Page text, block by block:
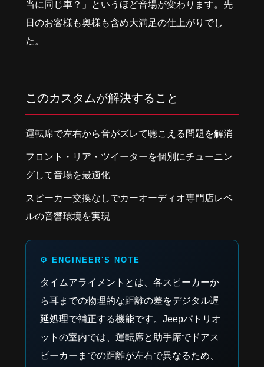
当に同じ車？」というほど音場が変わります。先
日のお客様も奥様も含め大満足の仕上がりでし
た。
このカスタムが解決すること
運転席で左右から音がズレて聴こえる問題を解消
フロント・リア・ツイーターを個別にチューニン
グして音場を最適化
スピーカー交換なしでカーオーディオ専門店レベ
ルの音響環境を実現
タイムアライメントとは、各スピーカーか
ら耳までの物理的な距離の差をデジタル遅
延処理で補正する機能です。Jeepパトリオ
ットの室内では、運転席と助手席でドアス
ピーカーまでの距離が左右で異なるため、